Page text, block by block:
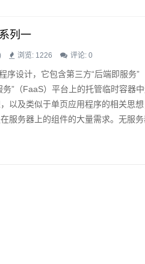
列一
浏览: 1226 评论: 0
序设计，它包含第三方“后端即服务”
”（FaaS）平台上的托管临时容器
以及类似于单页应用程序的相关思
服务器上的组件的大量需求。无服